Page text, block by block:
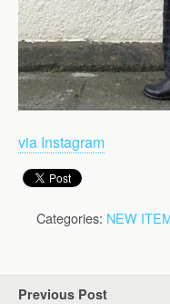
via Instagram
Categories: NEW
Previous Post